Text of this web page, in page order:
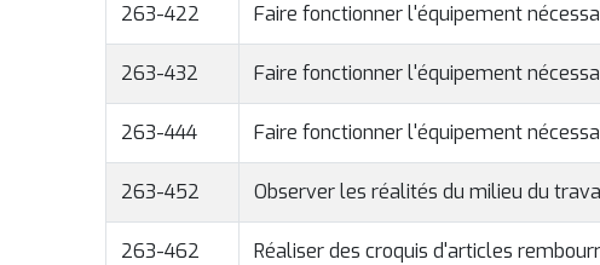
263-422 Faire fonctionner l'équipement
263-432 Faire fonctionner l'équipement
263-444 Faire fonctionner l'équipement
263-452 Observer les réalités du milieu du
263-462 Réaliser des croquis d'articles